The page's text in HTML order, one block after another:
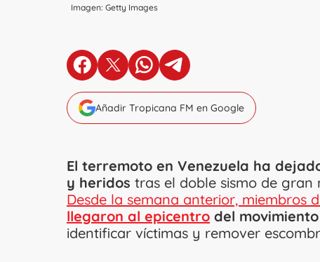
Imagen: Getty Images
en Facebook
en X en Whatsapp
en Telegram
Añadir Tropicana FM en Google
El terremoto en Venezuela ha
y heridos tras el doble sismo de
Desde la semana anterior, miembros
llegaron al epicentro del
identificar víctimas y remover